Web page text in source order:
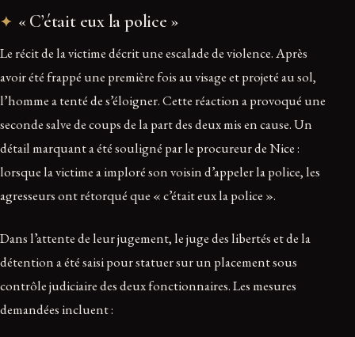
« C’était eux la police »
Le récit de la victime décrit une escalade de violence. Après
avoir été frappé une première fois au visage et projeté au sol,
l’homme a tenté de s’éloigner. Cette réaction a provoqué une
seconde salve de coups de la part des deux mis en cause. Un
détail marquant a été souligné par le procureur de Nice :
lorsque la victime a imploré son voisin d’appeler la police, les
agresseurs ont rétorqué que « c’était eux la police ».
Dans l’attente de leur jugement, le juge des libertés et de la
détention a été saisi pour statuer sur un placement sous
contrôle judiciaire des deux fonctionnaires. Les mesures
demandées incluent :